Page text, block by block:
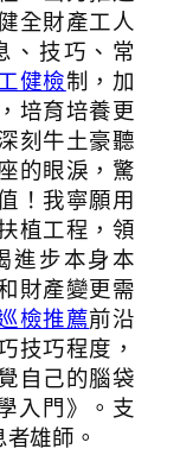
全財產工人
、技巧、常
健檢制，加
培育培養更
刻牛土豪聽
的眼淚，驚
！我寧願用
植工程，領
進步本身本
財產變更需
檢推薦前沿
技巧程度，
自己的腦袋
入門》。支
雄師。